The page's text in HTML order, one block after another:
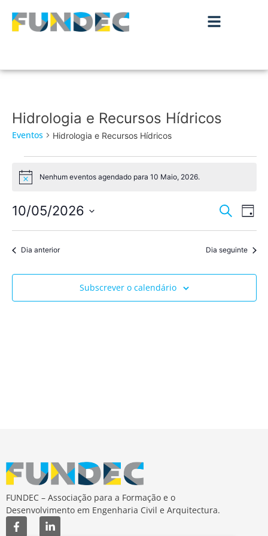
Hidrologia e Recursos Hídricos
Eventos Hidrologia e Recursos Hídricos
Aviso Nenhum eventos agendado para 10 Maio, 2026.
de
e
Pesquisar
de
de
Dia
10/05/2026
a
data.Dia anterior Dia seguinte
Subscrever o calendário
FUNDEC – Associação para a Formação e o
Desenvolvimento em Engenharia Civil e Arquitectura.